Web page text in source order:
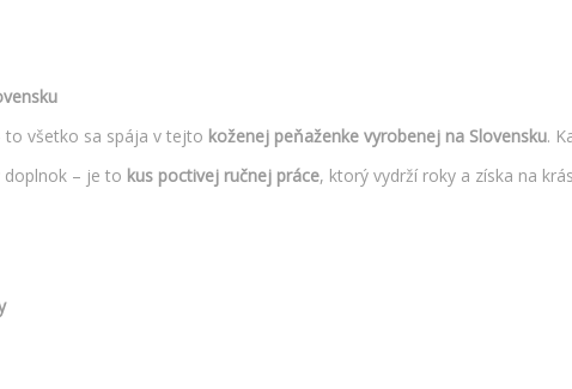
to všetko sa spája v tejto koženej peňaženke vyrobenej na Slovensku.
doplnok – je to kus poctivej ručnej práce, ktorý vydrží roky a získa na